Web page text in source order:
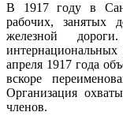
В 1917 году в
рабочих, занятых
железной
апреля 1917 года
вскоре
Организация
членов.